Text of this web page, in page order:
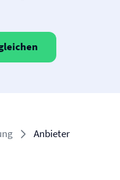
Anbieter